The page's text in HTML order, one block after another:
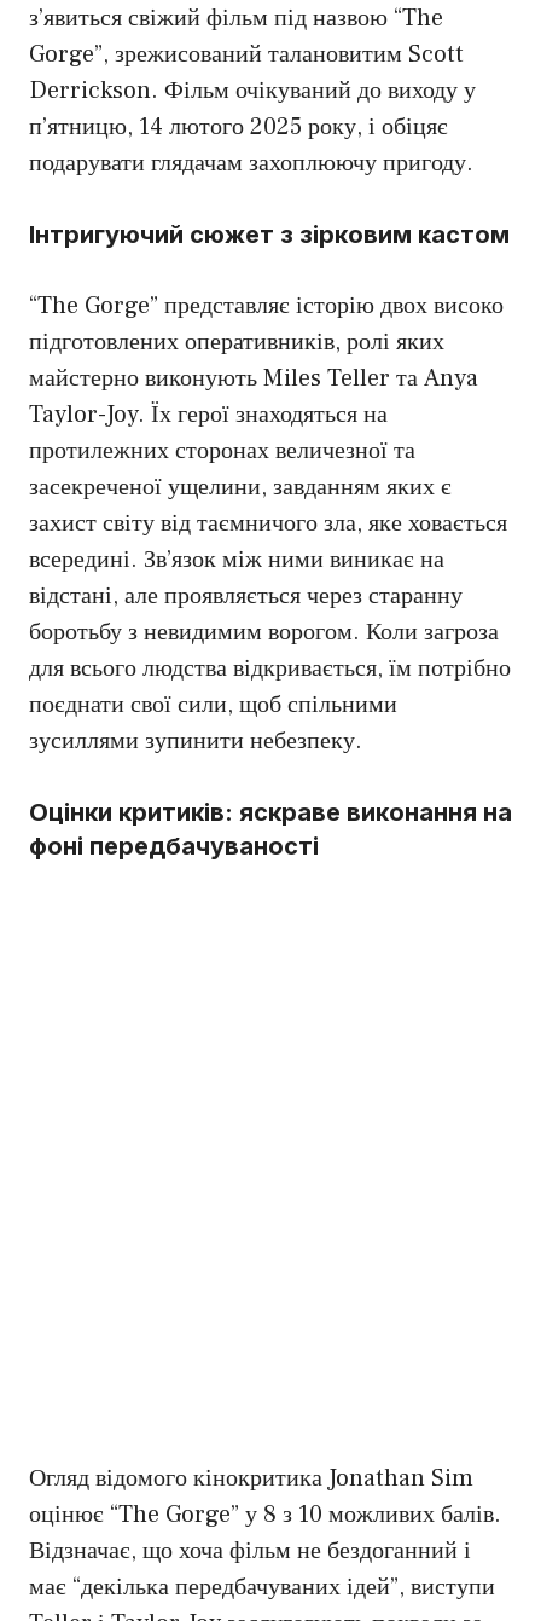
з’явиться свіжий фільм під назвою “The
Gorge”, зрежисований талановитим Scott
Derrickson. Фільм очікуваний до виходу у
п’ятницю, 14 лютого 2025 року, і обіцяє
подарувати глядачам захоплюючу пригоду.
Інтригуючий сюжет з зірковим кастом
“The Gorge” представляє історію двох високо
підготовлених оперативників, ролі яких
майстерно виконують Miles Teller та Anya
Taylor-Joy. Їх герої знаходяться на
протилежних сторонах величезної та
засекреченої ущелини, завданням яких є
захист світу від таємничого зла, яке ховається
всередині. Зв’язок між ними виникає на
відстані, але проявляється через старанну
боротьбу з невидимим ворогом. Коли загроза
для всього людства відкривається, їм потрібно
поєднати свої сили, щоб спільними
зусиллями зупинити небезпеку.
Оцінки критиків: яскраве виконання на
фоні передбачуваності
Огляд відомого кінокритика Jonathan Sim
оцінює “The Gorge” у 8 з 10 можливих балів.
Відзначає, що хоча фільм не бездоганний і
має “декілька передбачуваних ідей”, виступи